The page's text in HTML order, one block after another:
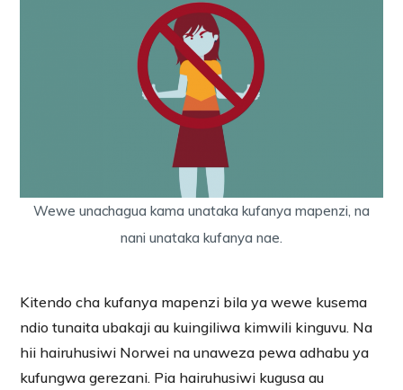
Wewe unachagua kama unataka kufanya mapenzi, na
nani unataka kufanya nae.
Kitendo cha kufanya mapenzi bila ya wewe kusema
ndio tunaita ubakaji au kuingiliwa kimwili kinguvu. Na
hii hairuhusiwi Norwei na unaweza pewa adhabu ya
kufungwa gerezani. Pia hairuhusiwi kugusa au